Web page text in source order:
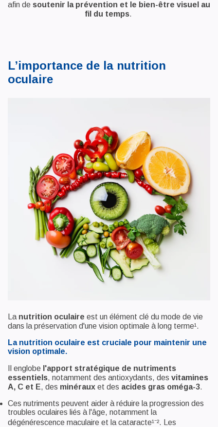
afin de soutenir la prévention et le bien-être visuel au
fil du temps.
L’importance de la nutrition
oculaire
La nutrition oculaire est un élément clé du mode de vie
dans la préservation d'une vision optimale à long terme¹.
La nutrition oculaire est cruciale pour maintenir une
vision optimale.
Il englobe l'apport stratégique de nutriments
essentiels, notamment des antioxydants, des vitamines
A, C et E, des minéraux et des acides gras oméga-3.
Ces nutriments peuvent aider à réduire la progression des
troubles oculaires liés à l'âge, notamment la
dégénérescence maculaire et la cataracte¹⁻². Les